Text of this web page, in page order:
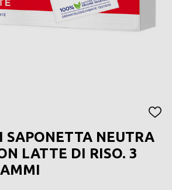
DEI
SAPONETTA NEUTRA
LATTE DI RISO. 3